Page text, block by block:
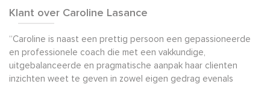
Klant over Caroline Lasance
“Caroline is naast een prettig persoon een gepassioneerde
en professionele coach die met een vakkundige,
uitgebalanceerde en pragmatische aanpak haar clienten
inzichten weet te geven in zowel eigen gedrag evenals